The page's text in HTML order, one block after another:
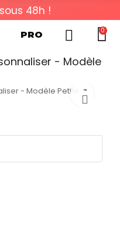
48h !
PRO 0
- Modèle